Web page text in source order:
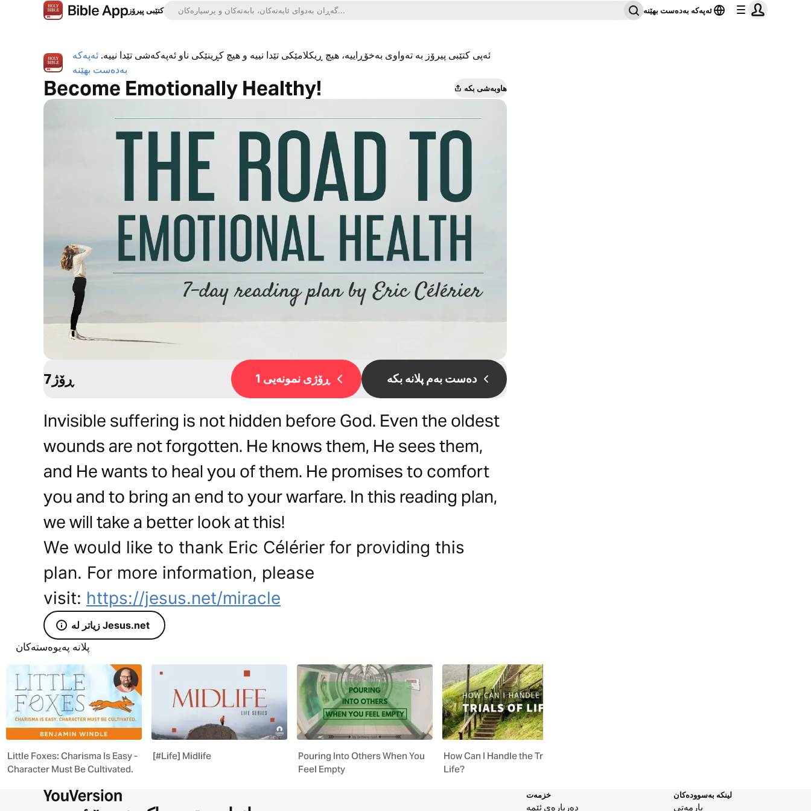
کتێبی پیرۆز ئەپەکە بەدەست بهێنە
ئەپی کتێبی پیرۆز بە تەواوی بەخۆڕاییە، هیچ ڕیکلامێکی تێدا نییە و هیچ کڕینێکی ناو ئەپەکەشی تێدا نییە. ئەپەکە
بەدەست بهێنە
Become Emotionally Healthy! هاوبەشی بکە
7ڕۆژ ڕۆژی نمونەیی 1 دەست بەم پلانە بکە
Invisible suffering is not hidden before God. Even the oldest
wounds are not forgotten. He knows them, He sees them,
and He wants to heal you of them. He promises to comfort
you and to bring an end to your warfare. In this reading plan,
we will take a better look at this!
We would like to thank Eric Célérier for providing this
plan. For more information, please
visit: https://jesus.net/miracle
زیاتر لە Jesus.net
پلانە پەیوەستەکان
Little Foxes: Charisma Is Easy -
Character Must Be Cultivated.
[#Life] Midlife
Pouring Into Others When You
Feel Empty
How Can I Handle the Trials of
Life?
خزمەت
دەربارەی ئێمە
لینکە بەسوودەکان
یارمەتی